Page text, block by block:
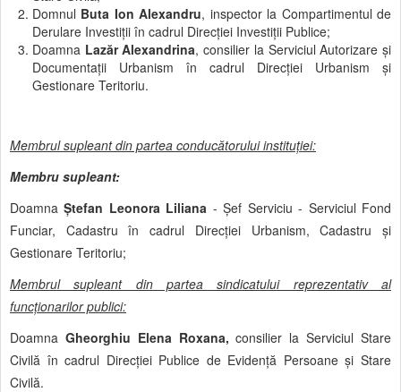
Domnul Buta Ion Alexandru, inspector la Compartimentul de
Derulare Investiții în cadrul Direcției Investiții Publice;
Doamna Lazăr Alexandrina, consilier la Serviciul Autorizare și
Documentații Urbanism în cadrul Direcției Urbanism și
Gestionare Teritoriu.
Membrul supleant din partea conducătorului instituției:
Membru supleant:
DoamnaȘtefan Leonora Liliana - Șef Serviciu - Serviciul Fond
Funciar, Cadastru în cadrul Direcției Urbanism, Cadastru şi
Gestionare Teritoriu;
Membrul supleant din partea sindicatului reprezentativ al
funcţionarilor publici:
Doamna Gheorghiu Elena Roxana, consilier la Serviciul Stare
Civilă în cadrul Direcției Publice de Evidență Persoane și Stare
Civilă.